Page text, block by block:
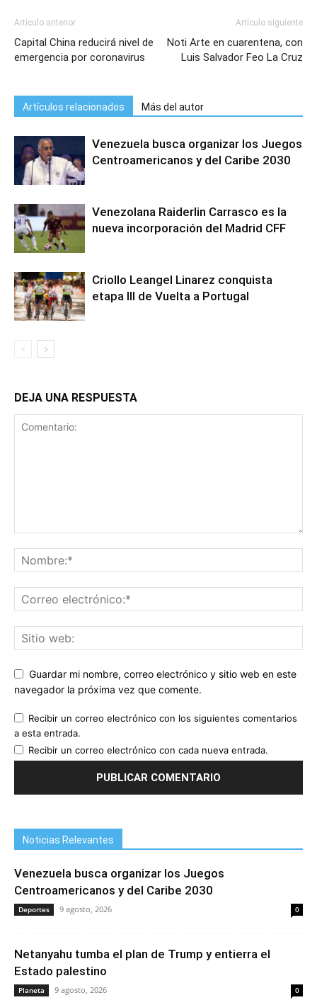
Artículo anterior
Capital China reducirá nivel de
emergencia por coronavirus
Artículo siguiente
Noti Arte en cuarentena, con
Luis Salvador Feo La Cruz
Artículos relacionados Más del autor
Venezuela busca organizar los Juegos
Centroamericanos y del Caribe 2030
Venezolana Raiderlin Carrasco es la
nueva incorporación del Madrid CFF
Criollo Leangel Linarez conquista
etapa III de Vuelta a Portugal
DEJA UNA RESPUESTA
Guardar mi nombre, correo electrónico y sitio web en este
navegador la próxima vez que comente.
Recibir un correo electrónico con los siguientes comentarios
a esta entrada.
Recibir un correo electrónico con cada nueva entrada.
Noticias Relevantes
Venezuela busca organizar los Juegos
Centroamericanos y del Caribe 2030
Deportes 9 agosto, 2026 0
Netanyahu tumba el plan de Trump y entierra el
Estado palestino
Planeta 9 agosto, 2026 0